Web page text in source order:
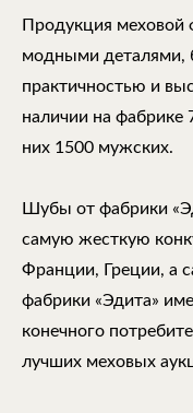
Продукция меховой
модными деталями,
практичностью и
наличии на фабрике
них 1500 мужских.
Шубы от фабрики
самую жесткую
Франции, Греции, а
фабрики «Эдита»
конечного
лучших меховых